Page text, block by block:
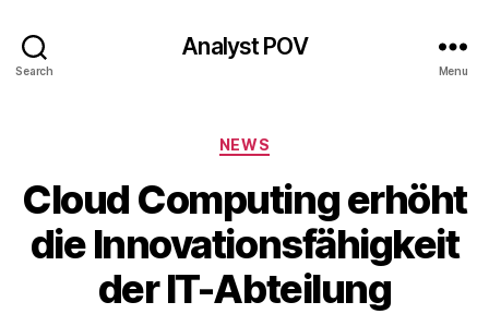
Search
Analyst POV
Menu
Categories
NEWS
Cloud Computing erhöht
die Innovationsfähigkeit
der IT-Abteilung